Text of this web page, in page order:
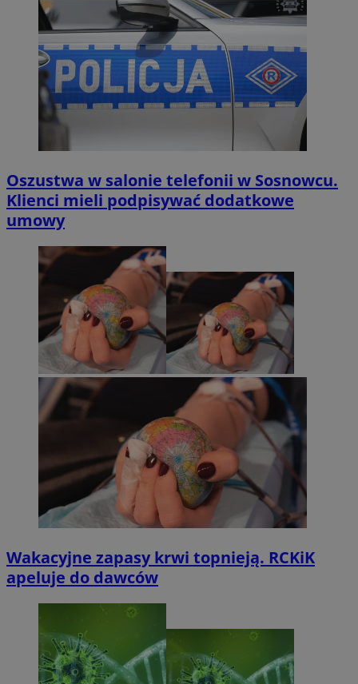
Oszustwa w salonie telefonii w Sosnowcu.
Klienci mieli podpisywać dodatkowe
umowy
Wakacyjne zapasy krwi topnieją. RCKiK
apeluje do dawców